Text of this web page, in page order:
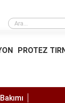
fiyatları
PROTEZ